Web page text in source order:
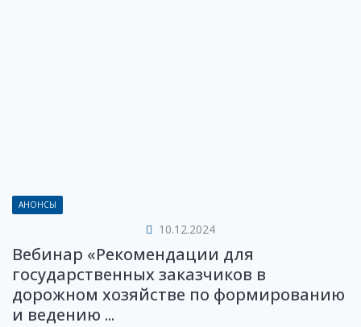
АНОНСЫ
10.12.2024
Вебинар «Рекомендации для
государственных заказчиков в
дорожном хозяйстве по формированию
и ведению ...